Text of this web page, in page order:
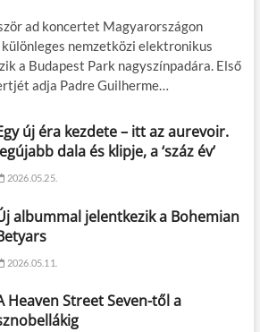
ad koncertet Magyarországon
nemzetközi elektronikus
a Budapest Park nagyszínpadára. Első
adja Padre Guilherme…
új éra kezdete – itt az aurevoir.
dala és klipje, a ‘száz év’
2026.05.25.
albummal jelentkezik a Bohemian
2026.05.11.
Heaven Street Seven-től a